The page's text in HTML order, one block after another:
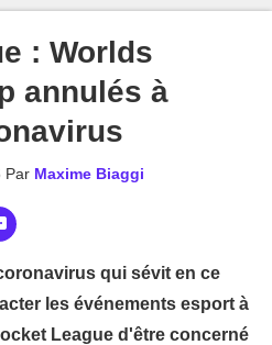
: Worlds
annulés à
Par Maxime Biaggi
qui sévit en ce
les événements esport à
League d'être concerné